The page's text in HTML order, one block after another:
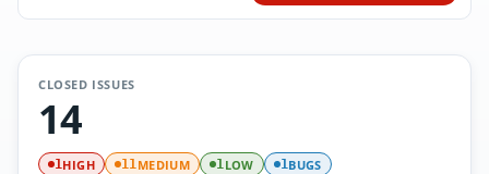
CLOSED ISSUES
14
1HIGH 11MEDIUM 1LOW 1BUGS